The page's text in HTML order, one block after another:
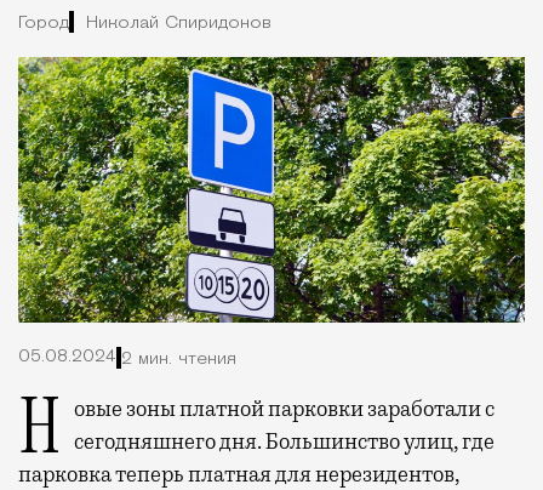
Город Николай Спиридонов
05.08.2024 2 мин. чтения
Новые зоны платной парковки заработали с сегодняшнего дня. Большинство улиц, где
парковка теперь платная для нерезидентов,